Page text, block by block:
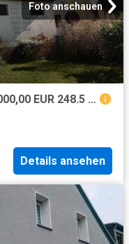
Foto anschauen
Haus zum Kaufen in Essen 450.000,00 EUR 248.5 m²
Details ansehen